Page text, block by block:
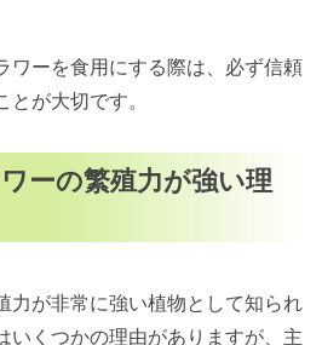
ワーを食用にする際は、必ず信頼
が大切です。
ーの繁殖力が強い理
力が非常に強い植物として知られ
いくつかの理由がありますが、主